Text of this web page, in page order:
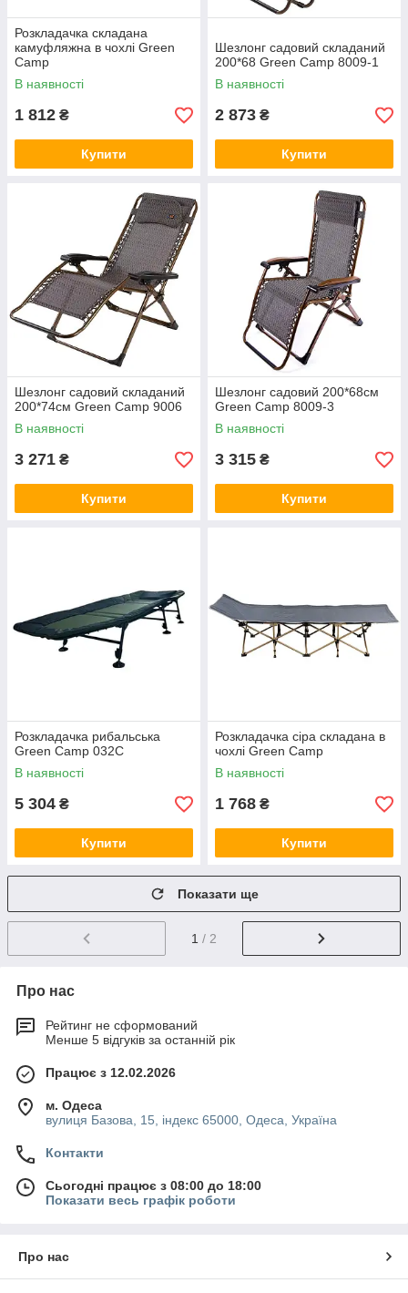
Розкладачка складана
камуфляжна в чохлі Green
Camp
В наявності
1 812 ₴
Купити
Шезлонг садовий складаний
200*68 Green Camp 8009-1
В наявності
2 873 ₴
Купити
Шезлонг садовий складаний
200*74см Green Camp 9006
В наявності
3 271 ₴
Купити
Шезлонг садовий 200*68см
Green Camp 8009-3
В наявності
3 315 ₴
Купити
Розкладачка рибальська
Green Camp 032C
В наявності
5 304 ₴
Купити
Розкладачка сіра складана в
чохлі Green Camp
В наявності
1 768 ₴
Купити
Показати ще
1 / 2
Про нас
Рейтинг не сформований
Менше 5 відгуків за останній рік
Працює з 12.02.2026
м. Одеса
вулиця Базова, 15, індекс 65000, Одеса, Україна
Контакти
Сьогодні працює з 08:00 до 18:00
Показати весь графік роботи
Про нас